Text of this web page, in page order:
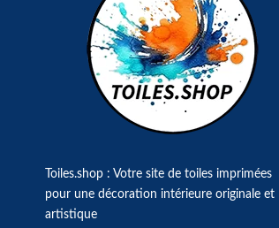
Toiles.shop : Votre site de toiles imprimées
pour une décoration intérieure originale et
artistique